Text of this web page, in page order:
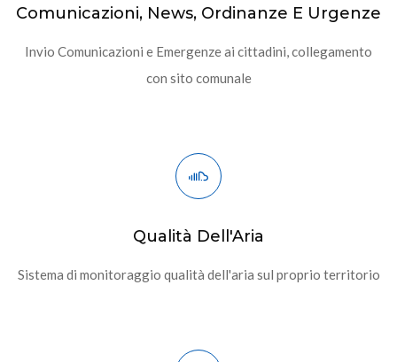
Comunicazioni, News, Ordinanze E Urgenze
Invio Comunicazioni e Emergenze ai cittadini, collegamento
con sito comunale
Qualità Dell'Aria
Sistema di monitoraggio qualità dell'aria sul proprio territorio